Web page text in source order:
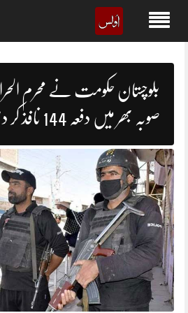
بلوچستان حکومت نے محرم
صوبہ بھر میں دفعہ 144 نافذ کر دی